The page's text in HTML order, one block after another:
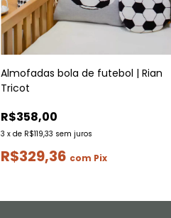
Almofadas bola de futebol | Rian
Tricot
R$358,00
3 x de R$119,33 sem juros
R$329,36 com Pix